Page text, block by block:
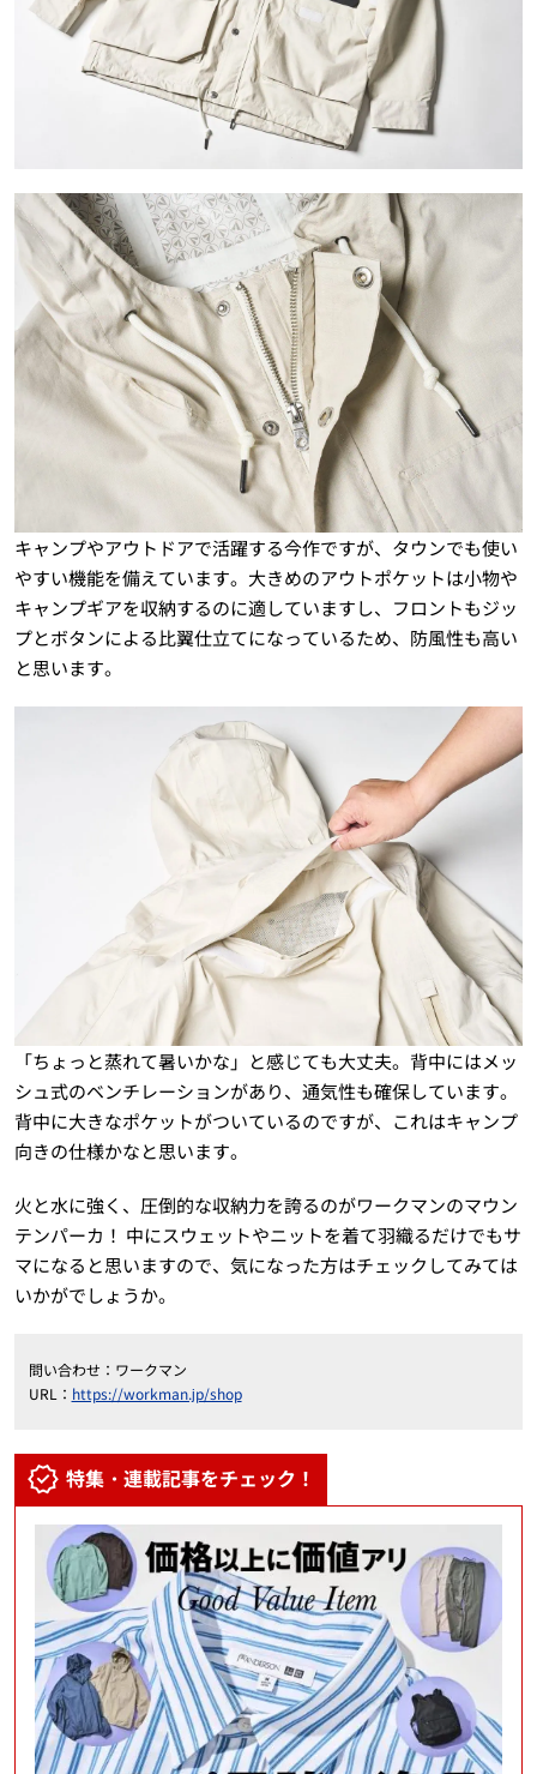
キャンプやアウトドアで活躍する今作ですが、タウンでも使い
やすい機能を備えています。大きめのアウトポケットは小物や
キャンプギアを収納するのに適していますし、フロントもジッ
プとボタンによる比翼仕立てになっているため、防風性も高い
と思います。
「ちょっと蒸れて暑いかな」と感じても大丈夫。背中にはメッ
シュ式のベンチレーションがあり、通気性も確保しています。
背中に大きなポケットがついているのですが、これはキャンプ
向きの仕様かなと思います。
火と水に強く、圧倒的な収納力を誇るのがワークマンのマウン
テンパーカ！ 中にスウェットやニットを着て羽織るだけでもサ
マになると思いますので、気になった方はチェックしてみては
いかがでしょうか。
問い合わせ：ワークマン
URL： https://workman.jp/shop
特集・連載記事をチェック！